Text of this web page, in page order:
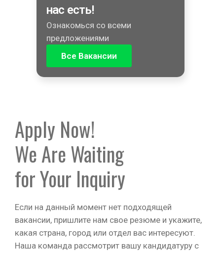
нас есть!
Ознакомься со всеми
предложениями
Все Вакансии
Apply Now!
We Are Waiting
for Your Inquiry
Если на данный момент нет подходящей
вакансии, пришлите нам свое резюме и укажите,
какая страна, город или отдел вас интересуют.
Наша команда рассмотрит вашу кандидатуру с